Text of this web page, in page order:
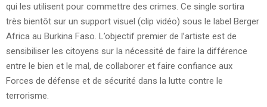
qui les utilisent pour commettre des crimes. Ce single sortira
très bientôt sur un support visuel (clip vidéo) sous le label Berger
Africa au Burkina Faso. L’objectif premier de l’artiste est de
sensibiliser les citoyens sur la nécessité de faire la différence
entre le bien et le mal, de collaborer et faire confiance aux
Forces de défense et de sécurité dans la lutte contre le
terrorisme.